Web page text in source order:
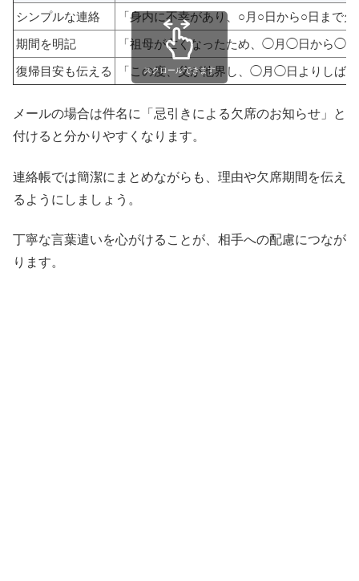
シンプルな連絡
「身内に不幸があり、○月○日から○日まで
期間を明記
「祖母が亡くなったため、◯月◯日から◯
復帰目安も伝える
「この度、父が他界し、◯月◯日よりしば
スクロールできます
メールの場合は件名に「忌引きによる欠席のお知らせ」と
付けると分かりやすくなります。
連絡帳では簡潔にまとめながらも、理由や欠席期間を伝え
るようにしましょう。
丁寧な言葉遣いを心がけることが、相手への配慮につなが
ります。